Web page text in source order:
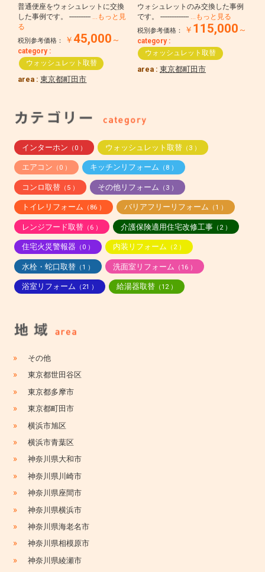
普通便座をウォシュレットに交換
した事例です。 ------------
…もっと見
る
税別参考価格： ￥ 45,000 ～
category :
ウォッシュレット取替
area :東京都町田市
ウォシュレットのみ交換した事例
です。 ----------------
…もっと見る
税別参考価格： ￥ 115,000 ～
category :
ウォッシュレット取替
area :東京都町田市
インターホン （0 ） ウォッシュレット取替（3 ）
エアコン （0 ） キッチンリフォーム （8 ）
コンロ取替（5 ） その他リフォーム （3 ）
トイレリフォーム （86 ） バリアフリーリフォーム （1 ）
レンジフード取替（6 ） 介護保険適用住宅改修工事（2 ）
住宅火災警報器 （0 ） 内装リフォーム （2 ）
水栓・蛇口取替（1 ） 洗面室リフォーム （16 ）
浴室リフォーム （21 ） 給湯器取替（12 ）
» その他
» 東京都世田谷区
» 東京都多摩市
» 東京都町田市
» 横浜市旭区
» 横浜市青葉区
» 神奈川県大和市
» 神奈川県川崎市
» 神奈川県座間市
» 神奈川県横浜市
» 神奈川県海老名市
» 神奈川県相模原市
» 神奈川県綾瀬市